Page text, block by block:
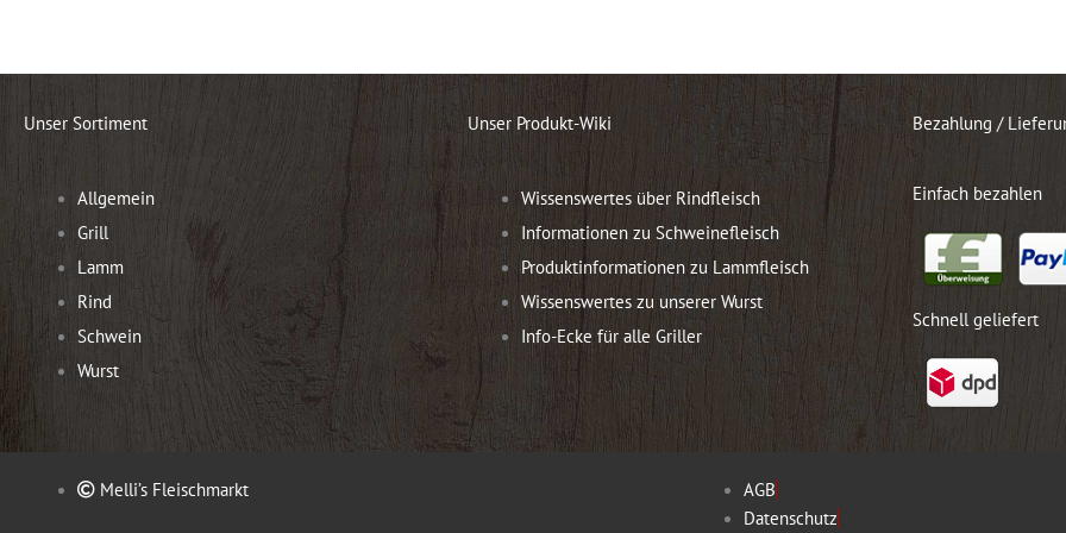
Unser Sortiment
Allgemein
Grill
Lamm
Rind
Schwein
Wurst
Unser Produkt-Wiki
Wissenswertes über Rindfleisch
Informationen zu Schweinefleisch
Produktinformationen zu Lammfleisch
Wissenswertes zu unserer Wurst
Info-Ecke für alle Griller
Bezahlung /
Einfach bezahlen
Schnell geliefert
Melli’s Fleischmarkt
AGB
Datenschutz